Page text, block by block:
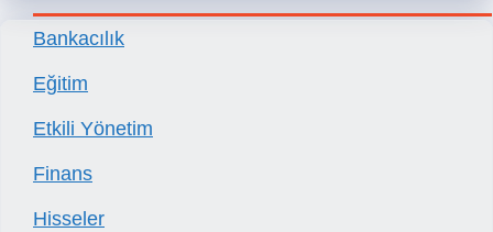
Bankacılık
Eğitim
Etkili Yönetim
Finans
Hisseler